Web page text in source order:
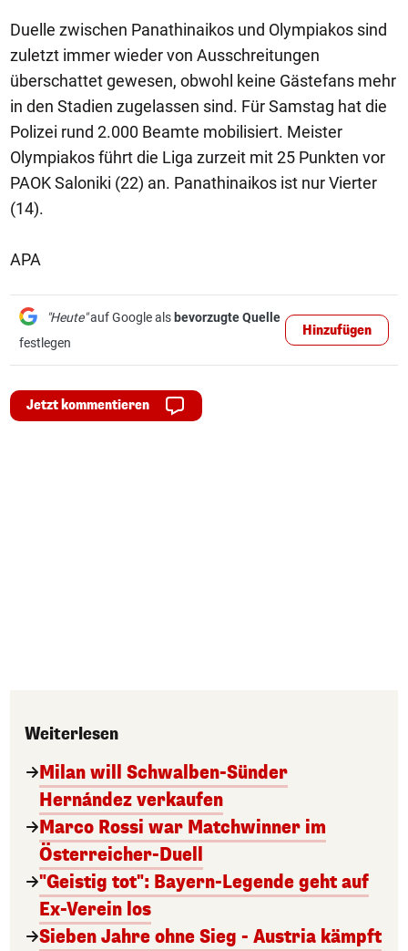
Duelle zwischen Panathinaikos und Olympiakos sind
zuletzt immer wieder von Ausschreitungen
überschattet gewesen, obwohl keine Gästefans mehr
in den Stadien zugelassen sind. Für Samstag hat die
Polizei rund 2.000 Beamte mobilisiert. Meister
Olympiakos führt die Liga zurzeit mit 25 Punkten vor
PAOK Saloniki (22) an. Panathinaikos ist nur Vierter
(14).
APA
"Heute"auf Google als bevorzugte Quelle
festlegen
Hinzufügen
Jetzt kommentieren
Weiterlesen
Milan will Schwalben-Sünder
Hernández verkaufen
Marco Rossi war Matchwinner im
Österreicher-Duell
"Geistig tot": Bayern-Legende geht auf
Ex-Verein los
Sieben Jahre ohne Sieg - Austria kämpft